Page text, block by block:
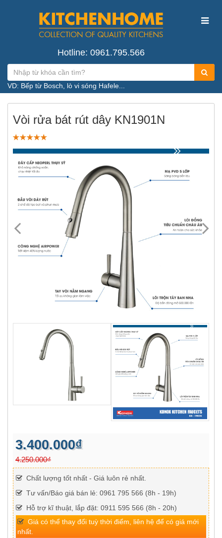
Hotline: 0961.795.566
VD: Bếp từ Bosch, lò vi sóng Hafele...
Vòi rửa bát rút dây KN1901N
3.400.000₫
4.250.000₫
Chất lượng tốt nhất - Giá luôn rẻ nhất.
Tư vấn/Báo giá bán lẻ: 0961 795 566 (8h - 19h)
Hỗ trợ kĩ thuật, lắp đặt: 0911 595 566 (8h - 20h)
Giá có thể thay đổi tuỳ thời điểm, liên hệ để có giá mới
nhất.